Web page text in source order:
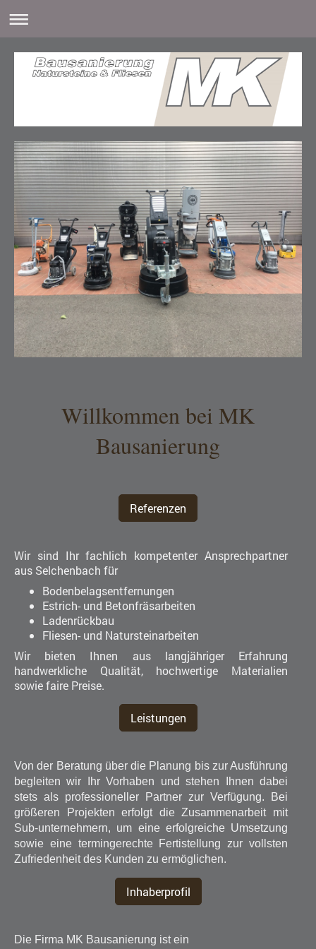
Willkommen bei MK
Bausanierung
Referenzen
Wir sind Ihr fachlich kompetenter Ansprechpartner
aus Selchenbach für
Bodenbelagsentfernungen
Estrich- und Betonfräsarbeiten
Ladenrückbau
Fliesen- und Natursteinarbeiten
Wir bieten Ihnen aus langjähriger Erfahrung
handwerkliche Qualität, hochwertige Materialien
sowie faire Preise.
Leistungen
Von der Beratung über die Planung bis zur Ausführung
begleiten wir Ihr Vorhaben und stehen Ihnen dabei
stets als professioneller Partner zur Verfügung. Bei
größeren Projekten erfolgt die Zusammenarbeit mit
Sub-unternehmern, um eine erfolgreiche Umsetzung
sowie eine termingerechte Fertistellung zur vollsten
Zufriedenheit des Kunden zu ermöglichen.
Inhaberprofil
Die Firma MK Bausanierung ist ein